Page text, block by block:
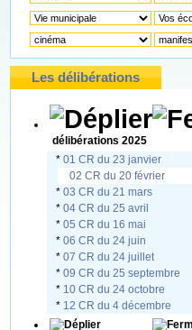
Les délibérations
délibérations 2025
* 01 CR du 23 janvier
02 CR du 20 février
* 03 CR du 21 mars
* 04 CR du 25 avril
* 05 CR du 16 mai
* 06 CR du 24 juin
* 07 CR du 24 juillet
* 09 CR du 25 septembre
* 10 CR du 24 octobre
* 12 CR du 4 décembre